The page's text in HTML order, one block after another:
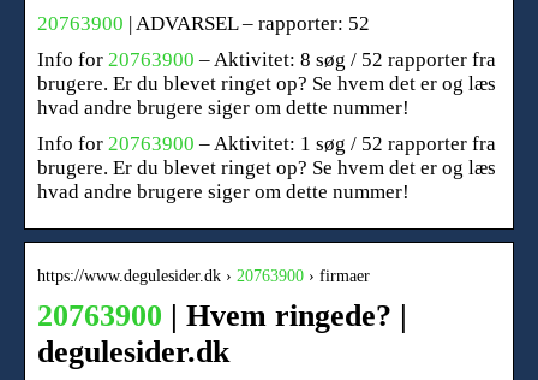
20763900 | ADVARSEL – rapporter: 52
Info for 20763900 – Aktivitet: 8 søg / 52 rapporter fra
brugere. Er du blevet ringet op? Se hvem det er og læs
hvad andre brugere siger om dette nummer!
Info for 20763900 – Aktivitet: 1 søg / 52 rapporter fra
brugere. Er du blevet ringet op? Se hvem det er og læs
hvad andre brugere siger om dette nummer!
https://www.degulesider.dk › 20763900 › firmaer
20763900 | Hvem ringede? |
degulesider.dk